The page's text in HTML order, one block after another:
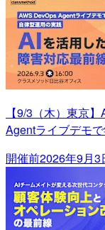
【9/3（木）東京
Agentライブデモ
開催前2026年9月3